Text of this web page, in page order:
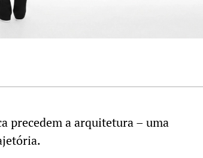
precedem a arquitetura – uma